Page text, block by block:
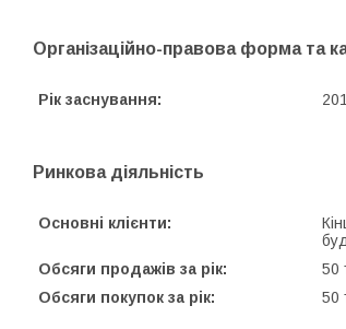
Організаційно-правова форма та
Рік заснування:
Ринкова діяльність
Основні клієнти:
Обсяги продажів за рік:
50
Обсяги покупок за рік:
50